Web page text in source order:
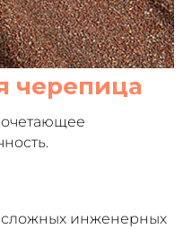
черепица
сложных инженерных